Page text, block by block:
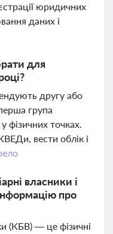
юридичних
даних і
для
другу або
група
фізичних точках.
вести облік і
власники і
про
(КБВ) — це фізичні